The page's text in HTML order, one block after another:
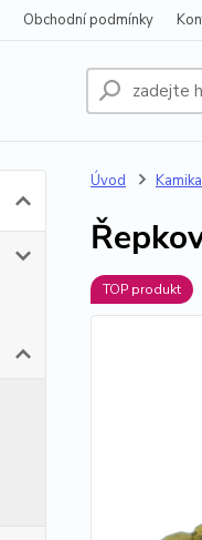
Obchodní podmínky
Úvod
TOP produkt